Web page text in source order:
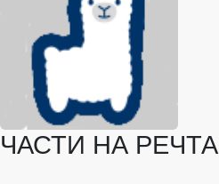
ЧАСТИ НА РЕЧТА